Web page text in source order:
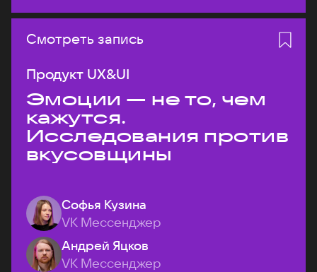
Смотреть запись
Продукт UX&UI
Эмоции — не то, чем
кажутся.
Исследования против
вкусовщины
Софья Кузина
VK Мессенджер
Андрей Яцков
VK Мессенджер